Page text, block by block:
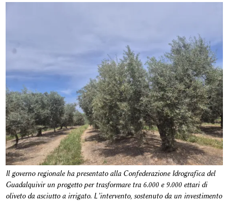
Il governo regionale ha presentato alla Confederazione Idrografica del
Guadalquivir un progetto per trasformare tra 6.000 e 9.000 ettari di
oliveto da asciutto a irrigato. L’intervento, sostenuto da un investimento